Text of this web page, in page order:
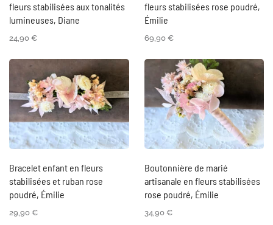
fleurs stabilisées aux tonalités
lumineuses, Diane
24,90 €
fleurs stabilisées rose poudré,
Émilie
69,90 €
Bracelet enfant en fleurs
stabilisées et ruban rose
poudré, Émilie
29,90 €
Boutonnière de marié
artisanale en fleurs stabilisées
rose poudré, Émilie
34,90 €